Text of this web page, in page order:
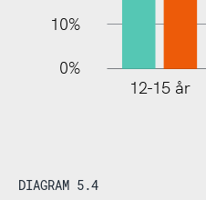
10%
0%
12-15 år
DIAGRAM 5.4